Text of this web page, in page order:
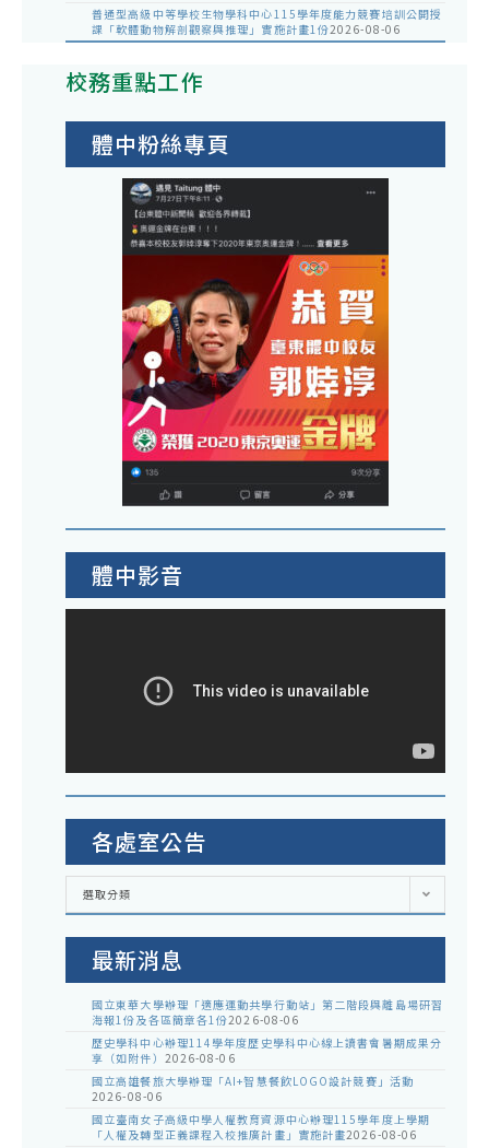
普通型高級中等學校生物學科中心115學年度能力競賽培訓公開授
課「軟體動物解剖觀察與推理」實施計畫1份2026-08-06
校務重點工作
體中粉絲專頁
體中影音
各處室公告
各
室
選取分類
最新消息
國立東華大學辦理「適應運動共學行動站」第二階段與離島場研習
海報1份及各區簡章各1份2026-08-06
歷史學科中心辦理114學年度歷史學科中心線上讀書會暑期成果分
享（如附件） 2026-08-06
國立高雄餐旅大學辦理「AI+智慧餐飲LOGO設計競賽」活動
2026-08-06
國立臺南女子高級中學人權教育資源中心辦理115學年度上學期
「人權及轉型正義課程入校推廣計畫」實施計畫2026-08-06